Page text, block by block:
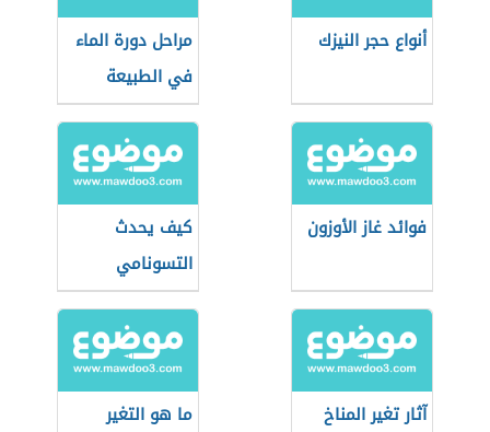
أنواع حجر النيزك
مراحل دورة الماء
في الطبيعة
فوائد غاز الأوزون
كيف يحدث
التسونامي
آثار تغير المناخ
ما هو التغير